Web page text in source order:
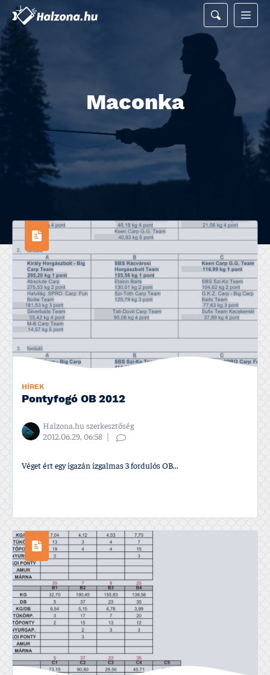
Maconka
HÍREK
Pontyfogó OB 2012
Halzona.hu szerkesztőség
2012.06.29, 06:58
Véget ért egy igazán izgalmas 3 fordulós OB...